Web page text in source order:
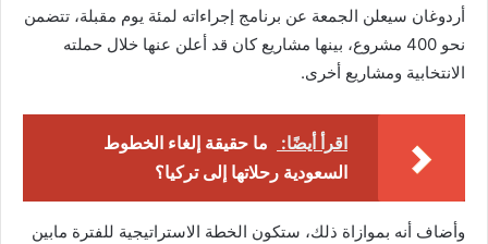
أردوغان سيعلن الجمعة عن برنامج إجراءاته لمئة يوم مقبلة، تتضمن
نحو 400 مشروع، بينها مشاريع كان قد أعلن عنها خلال حملته
الانتخابية ومشاريع أخرى.
اقرأ أيضًا:
ما حقيقة إلغاء الخطوط
السعودية رحلاتها إلى تركيا؟
وأضاف أنه بموازاة ذلك، ستكون الخطة الاستراتيجية للفترة مابين